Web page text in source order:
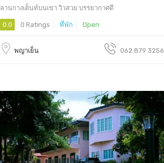
ลานกางเต็นท์บนเขา วิวสวย บรรยากาศดี
0.0 0 Ratings ที่พัก Open
พญาเย็น 062 879 3256